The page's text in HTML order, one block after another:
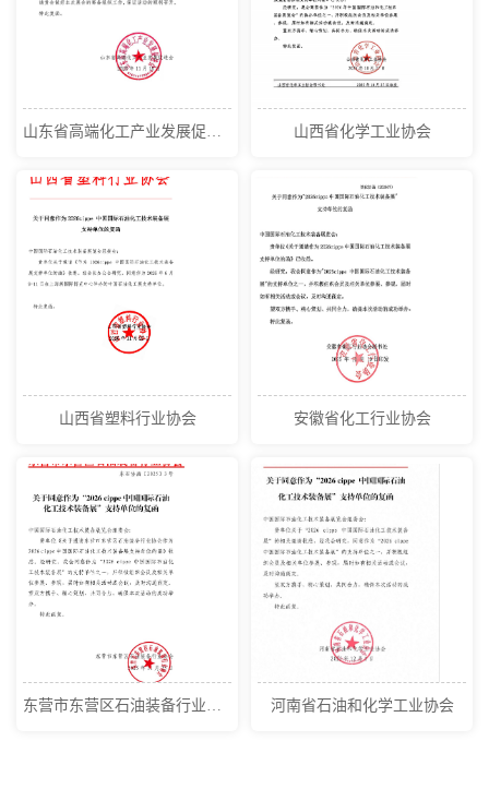
山东省高端化工产业发展促进会 山西省化学工业协会
山西省塑料行业协会 安徽省化工行业协会
东营市东营区石油装备行业协会 河南省石油和化学工业协会